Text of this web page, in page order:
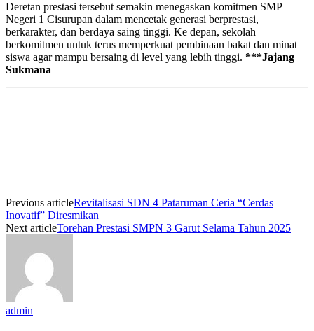
Deretan prestasi tersebut semakin menegaskan komitmen SMP
Negeri 1 Cisurupan dalam mencetak generasi berprestasi,
berkarakter, dan berdaya saing tinggi. Ke depan, sekolah
berkomitmen untuk terus memperkuat pembinaan bakat dan minat
siswa agar mampu bersaing di level yang lebih tinggi. ***Jajang
Sukmana
Previous articleRevitalisasi SDN 4 Pataruman Ceria “Cerdas
Inovatif” Diresmikan
Next articleTorehan Prestasi SMPN 3 Garut Selama Tahun 2025
admin